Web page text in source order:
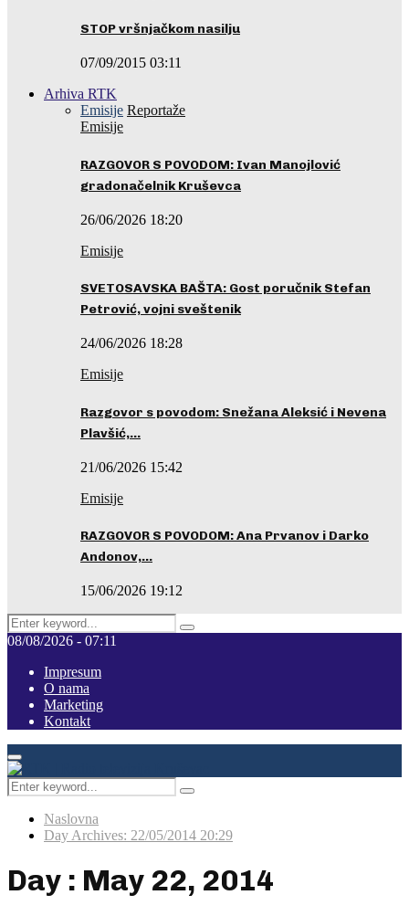
STOP vršnjačkom nasilju
07/09/2015 03:11
Arhiva RTK
Emisije Reportaže
Emisije
RAZGOVOR S POVODOM: Ivan Manojlović
gradonačelnik Kruševca
26/06/2026 18:20
Emisije
SVETOSAVSKA BAŠTA: Gost poručnik Stefan
Petrović, vojni sveštenik
24/06/2026 18:28
Emisije
Razgovor s povodom: Snežana Aleksić i Nevena
Plavšić,…
21/06/2026 15:42
Emisije
RAZGOVOR S POVODOM: Ana Prvanov i Darko
Andonov,…
15/06/2026 19:12
Search
for:
Pretraga
08/08/2026 - 07:11
Impresum
O nama
Marketing
Kontakt
Facebook
Instagram
Youtube
Primary
Menu
Search
for:
Pretraga
Naslovna
Day Archives: 22/05/2014 20:29
Day : May 22, 2014